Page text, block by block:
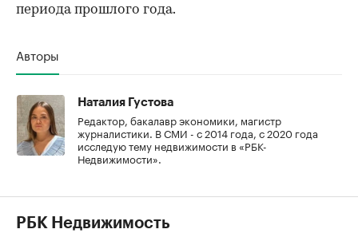
периода прошлого года.
Авторы
Наталия Густова
Редактор, бакалавр экономики, магистр
журналистики. В СМИ - с 2014 года, с 2020 года
исследую тему недвижимости в «РБК-
Недвижимости».
РБК Недвижимость